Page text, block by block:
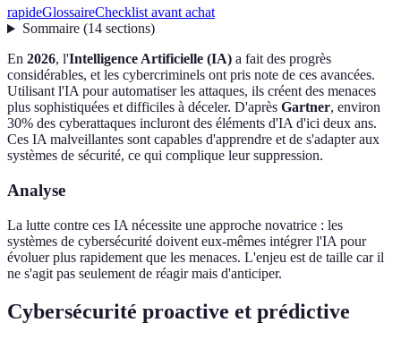
rapideGlossaireChecklist avant achat
Sommaire(14 sections)
En 2026, l'Intelligence Artificielle (IA) a fait des progrès
considérables, et les cybercriminels ont pris note de ces avancées.
Utilisant l'IA pour automatiser les attaques, ils créent des menaces
plus sophistiquées et difficiles à déceler. D'après Gartner, environ
30% des cyberattaques incluront des éléments d'IA d'ici deux ans.
Ces IA malveillantes sont capables d'apprendre et de s'adapter aux
systèmes de sécurité, ce qui complique leur suppression.
Analyse
La lutte contre ces IA nécessite une approche novatrice : les
systèmes de cybersécurité doivent eux-mêmes intégrer l'IA pour
évoluer plus rapidement que les menaces. L'enjeu est de taille car il
ne s'agit pas seulement de réagir mais d'anticiper.
Cybersécurité proactive et prédictive